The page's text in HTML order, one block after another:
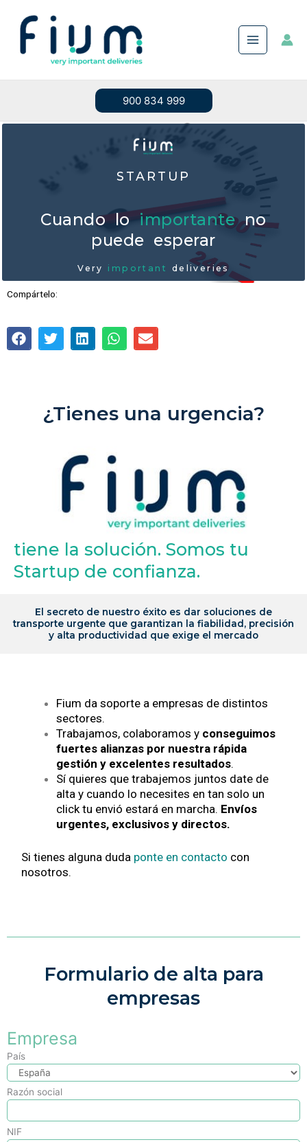
contenido
900 834 999
STARTUP
Cuando loimportanteno
puede esperar
Very important deliveries
Compártelo:
¿Tienes una urgencia?
tiene la solución. Somos tu
Startup de confianza.
El secreto de nuestro éxito es dar soluciones de
transporte urgente que garantizan la fiabilidad, precisión
y alta productividad que exige el mercado
Fium da soporte a empresas de distintos
sectores.
Trabajamos, colaboramos y conseguimos
fuertes alianzas por nuestra rápida
gestión y excelentes resultados.
Sí quieres que trabajemos juntos date de
alta y cuando lo necesites en tan solo un
click tu envió estará en marcha. Envíos
urgentes, exclusivos y directos.
Si tienes alguna duda ponte en contacto con
nosotros.
Formulario de alta para
empresas
Empresa
País
Razón social
NIF